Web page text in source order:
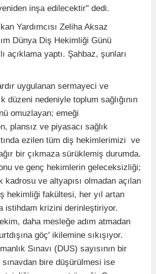
inşa edilecektir" dedi.
Yardımcısı Zeliha Aksaz
Dünya Diş Hekimliği Günü
açıklama yaptı. Şahbaz, şunları
uygulanan sermayeci ve
düzeni nedeniyle toplum sağlığının
omuzlayan; emeği
plansız ve piyasacı sağlık
ezilen tüm diş hekimlerimizi ve
bir çıkmaza sürüklemiş durumda.
ve genç hekimlerin geleceksizliği;
kadrosu ve altyapısı olmadan açılan
hekimliği fakültesi, her yıl artan
istihdam krizini derinleştiriyor.
daha mesleğe adım atmadan
göç' ikilemine sıkışıyor.
Sınavı (DUS) sayısının bir
sınavdan bire düşürülmesi ise